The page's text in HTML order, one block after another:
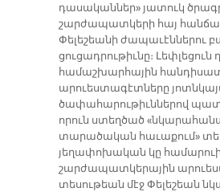
դասականներ» յատուկ
շարժապատկերի հայ
Փելեշեանի ժապաւէններու
ցուցադրութիւնը։ Լեփլեցուն
համաշխարհային
արուեստագէտները
ծափահարութիւններով
որուն ստեղծած
տարածական հաւաքում»
յեղափոխական կը
շարժապատկերային
տեսութեան մէջ Փելեշեան